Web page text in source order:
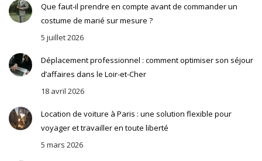
Que faut-il prendre en compte avant de commander un
costume de marié sur mesure ?
5 juillet 2026
Déplacement professionnel : comment optimiser son séjour
d’affaires dans le Loir-et-Cher
18 avril 2026
Location de voiture à Paris : une solution flexible pour
voyager et travailler en toute liberté
5 mars 2026